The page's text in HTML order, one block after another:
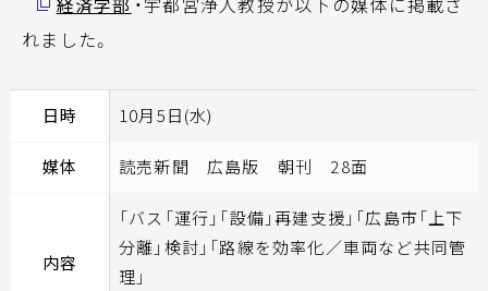
れました。
日時 10月5日(水)
媒体 読売新聞 広島版 朝刊 28面
内容
「バス「運行」「設備」再建支援」「広島市「上下
分離」検討」「路線を効率化／車両など共同管
理」